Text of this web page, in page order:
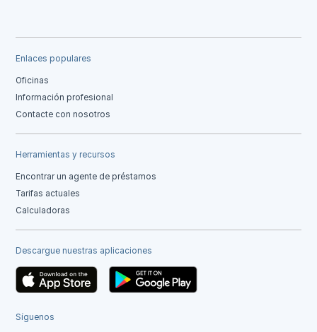
Enlaces populares
Oficinas
Información profesional
Contacte con nosotros
Herramientas y recursos
Encontrar un agente de préstamos
Tarifas actuales
Calculadoras
Descargue nuestras aplicaciones
Síguenos